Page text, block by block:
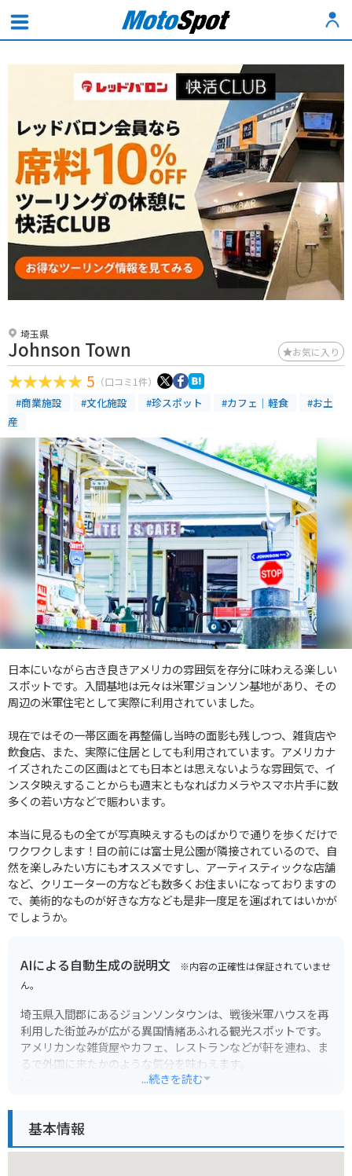
埼玉県
Johnson Town お気に入り
5 （口コミ1件）
#商業施設 #文化施設 #珍スポット #カフェ｜軽食
#お土
産
日本にいながら古き良きアメリカの雰囲気を存分に味わえる楽しい
スポットです。入間基地は元々は米軍ジョンソン基地があり、その
周辺の米軍住宅として実際に利用されていました。
現在ではその一帯区画を再整備し当時の面影も残しつつ、雑貨店や
飲食店、また、実際に住居としても利用されています。アメリカナ
イズされたこの区画はとても日本とは思えないような雰囲気で、イ
ンスタ映えすることからも週末ともなればカメラやスマホ片手に数
多くの若い方などで賑わいます。
本当に見るもの全てが写真映えするものばかりで通りを歩くだけで
ワクワクします！目の前には富士見公園が隣接されているので、自
然を楽しみたい方にもオススメですし、アーティスティックな店舗
など、クリエーターの方なども数多くお住まいになっておりますの
で、美術的なものが好きな方なども是非一度足を運ばれてはいかが
でしょうか。
AIによる自動生成の説明文 ※内容の正確性は保証されていませ
ん。
埼玉県入間郡にあるジョンソンタウンは、戦後米軍ハウスを再
利用した街並みが広がる異国情緒あふれる観光スポットです。
アメリカンな雑貨屋やカフェ、レストランなどが軒を連ね、ま
るで外国に来たかのような気分を味わえます。
しいでしょう。写真映えするスポットも多いので、SNS用の写
真撮影にも最適です。
...続きを読む
基本情報